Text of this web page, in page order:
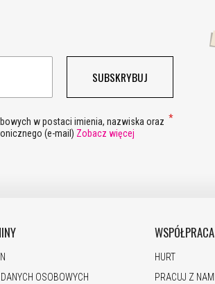
SUBSKRYBUJ
w postaci imienia, nazwiska oraz
(e-mail) Zobacz więcej
OSOBOWYCH
WSPÓŁPRACA
HURT
PRACUJ Z NAMI